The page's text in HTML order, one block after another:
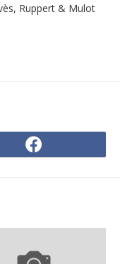
Ruppert & Mulot
on